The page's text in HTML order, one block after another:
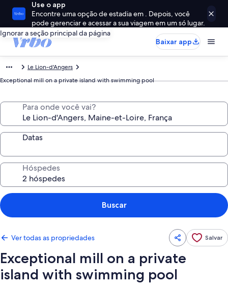
Use o app
Encontre uma opção de estadia em . Depois, você
pode gerenciar e acessar a sua viagem em um só lugar.
Ignorar a seção principal da página
Baixar app
Le Lion-d'Angers
Exceptional mill on a private island with swimming pool
Para onde você vai?
Datas
Hóspedes
Buscar
Ver todas as propriedades Salvar
Exceptional mill on a private
island with swimming pool